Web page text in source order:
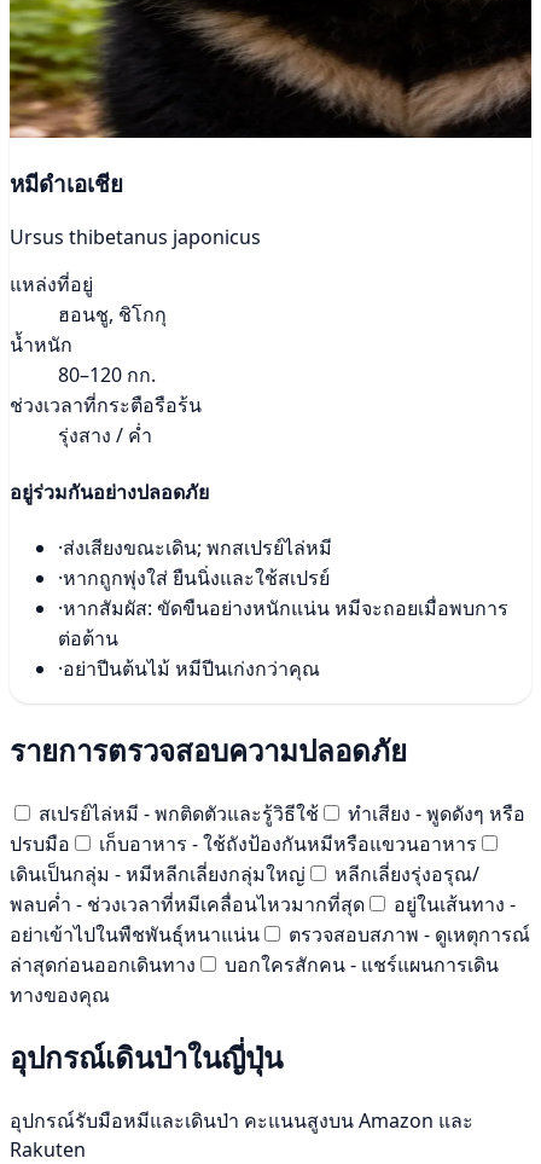
หมีดำเอเชีย
Ursus thibetanus japonicus
แหล่งที่อยู่
ฮอนชู, ชิโกกุ
น้ำหนัก
80–120 กก.
ช่วงเวลาที่กระตือรือร้น
รุ่งสาง / ค่ำ
อยู่ร่วมกันอย่างปลอดภัย
·ส่งเสียงขณะเดิน; พกสเปรย์ไล่หมี
·หากถูกพุ่งใส่ ยืนนิ่งและใช้สเปรย์
·หากสัมผัส: ขัดขืนอย่างหนักแน่น หมีจะถอยเมื่อพบการ
ต่อต้าน
·อย่าปีนต้นไม้ หมีปีนเก่งกว่าคุณ
รายการตรวจสอบความปลอดภัย
สเปรย์ไล่หมี - พกติดตัวและรู้วิธีใช้
ทำเสียง - พูดดังๆ หรือ
ปรบมือ
เก็บอาหาร - ใช้ถังป้องกันหมีหรือแขวนอาหาร
เดินเป็นกลุ่ม - หมีหลีกเลี่ยงกลุ่มใหญ่
หลีกเลี่ยงรุ่งอรุณ/
พลบค่ำ - ช่วงเวลาที่หมีเคลื่อนไหวมากที่สุด
อยู่ในเส้นทาง -
อย่าเข้าไปในพืชพันธุ์หนาแน่น
ตรวจสอบสภาพ - ดูเหตุการณ์
ล่าสุดก่อนออกเดินทาง
บอกใครสักคน - แชร์แผนการเดิน
ทางของคุณ
อุปกรณ์เดินป่าในญี่ปุ่น
อุปกรณ์รับมือหมีและเดินป่า คะแนนสูงบน Amazon และ
Rakuten